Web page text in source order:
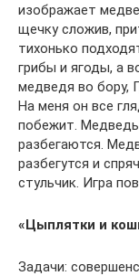
изображает
щечку сложив,
тихонько
грибы и ягоды, а
медведя во бору,
На меня он все
побежит.
разбегаются.
разбегутся и
стульчик. Игра
«Цыплятки и
Задачи: